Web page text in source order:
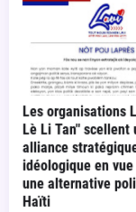
Les organisations
Lè Li Tan" scellent
alliance
idéologique en
une alternative
Haïti